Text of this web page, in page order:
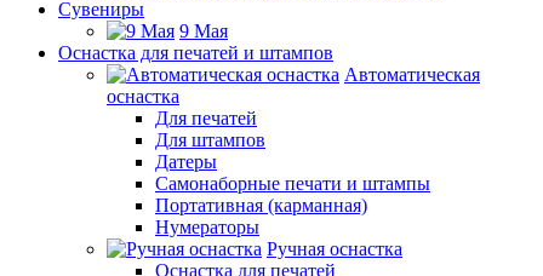
Сувениры
9 Мая
Оснастка для печатей и штампов
Автоматическая
оснастка
Для печатей
Для штампов
Датеры
Самонаборные печати и штампы
Портативная (карманная)
Нумераторы
Ручная оснастка
Оснастка для печатей